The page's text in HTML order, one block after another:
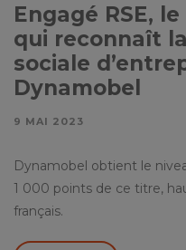
Engagé RSE,
qui reconnaît
sociale
Dynamobel
9 MAI 2023
Dynamobel obtient le
1 000 points de ce titre,
français.